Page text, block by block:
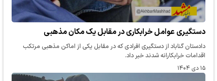
دستگیری عوامل خرابکاری در مقابل یک مکان مذهبی
دادستان گناباد از دستگیری افرادی که در مقابل یکی از اماکن مذهبی مرتکب
اقدامات خرابکارانه شدند خبر داد.
۱۵ دی ۱۴۰۴